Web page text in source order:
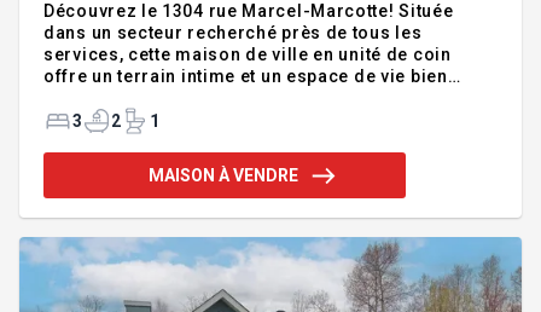
Découvrez le 1304 rue Marcel-Marcotte! Située
dans un secteur recherché près de tous les
services, cette maison de ville en unité de coin
offre un terrain intime et un espace de vie bien
accueillant, une salle à manger, une cuisine
saisons. À l'étage, profitez de deux chambres, dont
une chambre principale avec walk-in, ainsi qu'une
troisième chambre et une seconde salle de bain.
Addenda :Située da
3 2 1
MAISON À VENDRE